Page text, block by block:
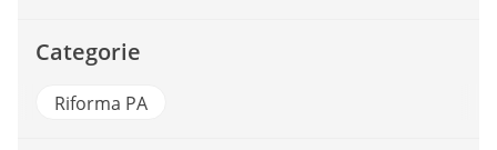
Categorie
Riforma PA